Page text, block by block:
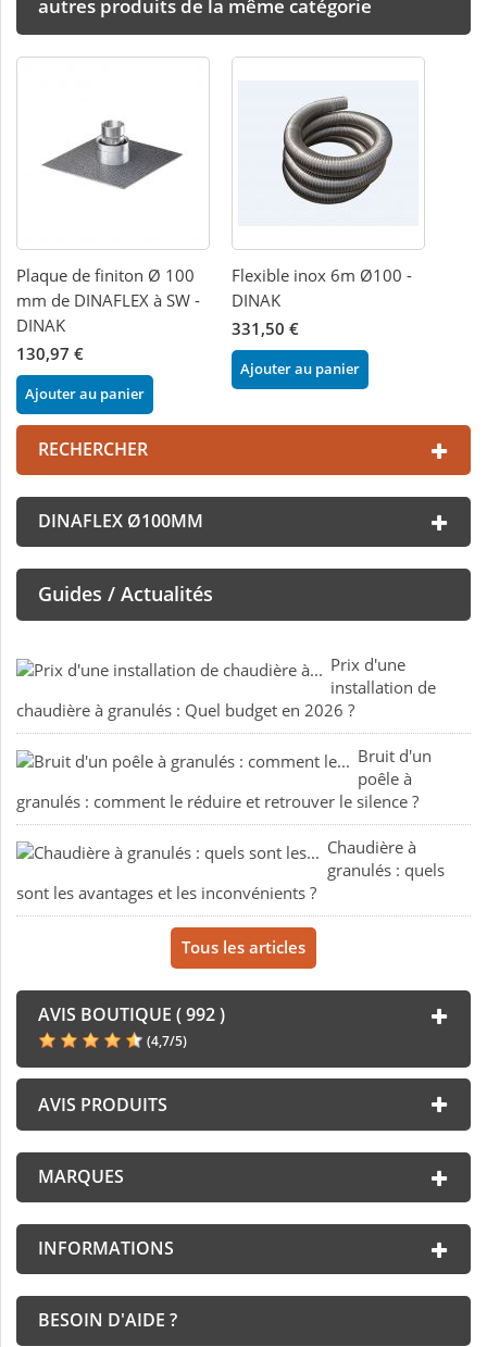
autres produits de la même catégorie
Plaque de finiton Ø 100
mm de DINAFLEX à SW -
DINAK
130,97 €
Ajouter au panier
Flexible inox 6m Ø100 -
DINAK
331,50 €
Ajouter au panier
RECHERCHER
DINAFLEX Ø100MM
Guides / Actualités
Prix d'une
installation de
chaudière à granulés : Quel budget en 2026 ?
Bruit d'un
poêle à
granulés : comment le réduire et retrouver le silence ?
Chaudière à
granulés : quels
sont les avantages et les inconvénients ?
Tous les articles
AVIS BOUTIQUE ( 992 )
(4,7/5)
AVIS PRODUITS
MARQUES
INFORMATIONS
BESOIN D'AIDE ?